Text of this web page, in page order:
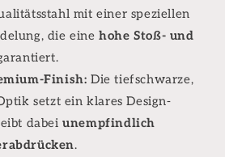
mit einer speziellen
die einehohe Stoß- und
Finish: Die tiefschwarze,
setzt ein klares Design-
dabeiunempfindlich
.